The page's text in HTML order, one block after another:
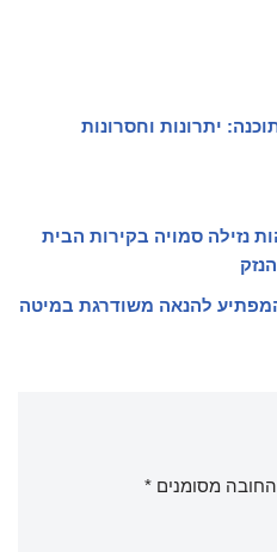
יתרונות וחסרונות
נזילה סמויה בקירות הבית
המפתיע להנאה משודרגת במיטה
מסומנים *